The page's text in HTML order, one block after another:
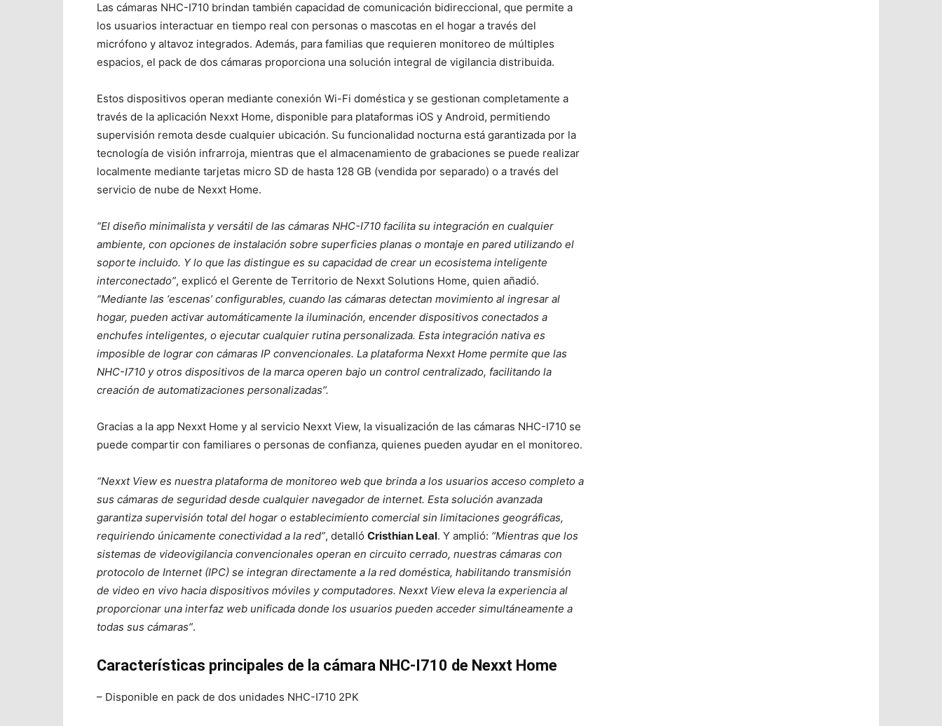
Las cámaras NHC-I710 brindan también capacidad de comunicación bidireccional, que permite a
los usuarios interactuar en tiempo real con personas o mascotas en el hogar a través del
micrófono y altavoz integrados. Además, para familias que requieren monitoreo de múltiples
espacios, el pack de dos cámaras proporciona una solución integral de vigilancia distribuida.
Estos dispositivos operan mediante conexión Wi-Fi doméstica y se gestionan completamente a
través de la aplicación Nexxt Home, disponible para plataformas iOS y Android, permitiendo
supervisión remota desde cualquier ubicación. Su funcionalidad nocturna está garantizada por la
tecnología de visión infrarroja, mientras que el almacenamiento de grabaciones se puede realizar
localmente mediante tarjetas micro SD de hasta 128 GB (vendida por separado) o a través del
servicio de nube de Nexxt Home.
“El diseño minimalista y versátil de las cámaras NHC-I710 facilita su integración en cualquier
ambiente, con opciones de instalación sobre superficies planas o montaje en pared utilizando el
soporte incluido. Y lo que las distingue es su capacidad de crear un ecosistema inteligente
interconectado”, explicó el Gerente de Territorio de Nexxt Solutions Home, quien añadió.
“Mediante las ‘escenas’ configurables, cuando las cámaras detectan movimiento al ingresar al
hogar, pueden activar automáticamente la iluminación, encender dispositivos conectados a
enchufes inteligentes, o ejecutar cualquier rutina personalizada. Esta integración nativa es
imposible de lograr con cámaras IP convencionales. La plataforma Nexxt Home permite que las
NHC-I710 y otros dispositivos de la marca operen bajo un control centralizado, facilitando la
creación de automatizaciones personalizadas”.
Gracias a la app Nexxt Home y al servicio Nexxt View, la visualización de las cámaras NHC-I710 se
puede compartir con familiares o personas de confianza, quienes pueden ayudar en el monitoreo.
“Nexxt View es nuestra plataforma de monitoreo web que brinda a los usuarios acceso completo a
sus cámaras de seguridad desde cualquier navegador de internet. Esta solución avanzada
garantiza supervisión total del hogar o establecimiento comercial sin limitaciones geográficas,
requiriendo únicamente conectividad a la red”, detalló Cristhian Leal. Y amplió: “Mientras que los
sistemas de videovigilancia convencionales operan en circuito cerrado, nuestras cámaras con
protocolo de Internet (IPC) se integran directamente a la red doméstica, habilitando transmisión
de video en vivo hacia dispositivos móviles y computadores. Nexxt View eleva la experiencia al
proporcionar una interfaz web unificada donde los usuarios pueden acceder simultáneamente a
todas sus cámaras”.
Características principales de la cámara NHC-I710 de Nexxt Home
– Disponible en pack de dos unidades NHC-I710 2PK